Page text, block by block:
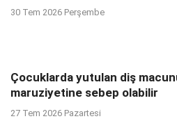
30 Tem 2026 Perşembe
Çocuklarda yutulan diş
maruziyetine sebep olabilir
27 Tem 2026 Pazartesi